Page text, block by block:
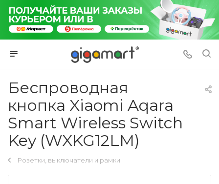
Беспроводная
кнопка Xiaomi Aqara
Smart Wireless Switch
Key (WXKG12LM)
Розетки, выключатели и рамки